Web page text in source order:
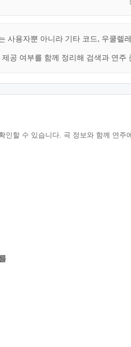
사용자뿐 아니라 기타 코드, 우쿨렐
공 여부를 함께 정리해 검색과 연
인할 수 있습니다. 곡 정보와 함께 연주